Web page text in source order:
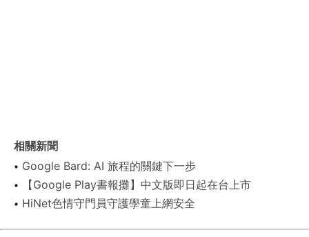
相關新聞
Google Bard: AI 旅程的關鍵下一步
【Google Play書報攤】中文版即日起在台上市
HiNet色情守門員守護學童上網安全